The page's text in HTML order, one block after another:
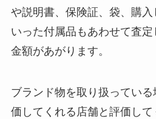
や説明書、保険証、袋、購入
いった付属品もあわせて査定
金額があがります。
ブランド物を取り扱ってい
価してくれる店舗と評価し